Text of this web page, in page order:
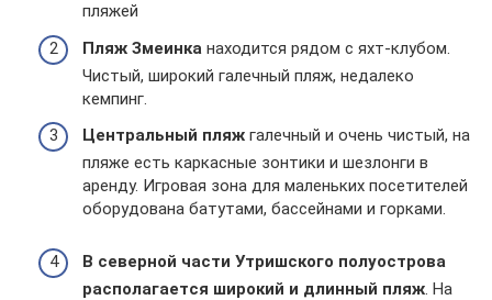
пляжей
Пляж Змеинка находится рядом с яхт-клубом.
Чистый, широкий галечный пляж, недалеко
кемпинг.
Центральный пляж галечный и очень чистый, на
пляже есть каркасные зонтики и шезлонги в
аренду. Игровая зона для маленьких посетителей
оборудована батутами, бассейнами и горками.
В северной части Утришского полуострова
располагается широкий и длинный пляж. На